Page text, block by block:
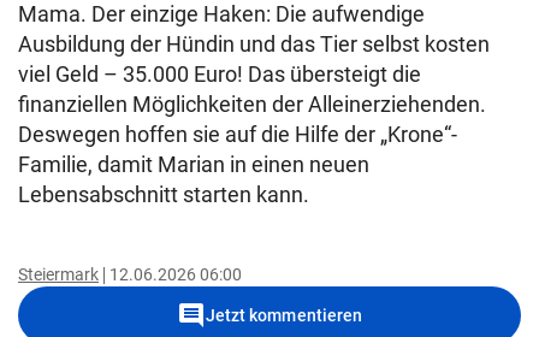
Mama. Der einzige Haken: Die aufwendige
Ausbildung der Hündin und das Tier selbst kosten
viel Geld – 35.000 Euro! Das übersteigt die
finanziellen Möglichkeiten der Alleinerziehenden.
Deswegen hoffen sie auf die Hilfe der „Krone“-
Familie, damit Marian in einen neuen
Lebensabschnitt starten kann.
Steiermark 12.06.2026 06:00
commentJetzt kommentieren